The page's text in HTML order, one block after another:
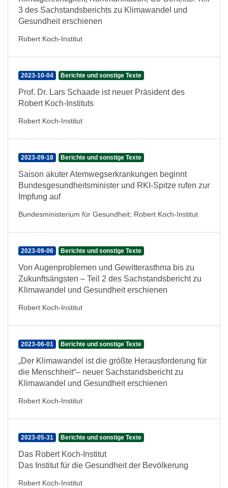
3 des Sachstandsberichts zu Klimawandel und
Gesundheit erschienen
Robert Koch-Institut
2023-10-04 Berichte und sonstige Texte
Prof. Dr. Lars Schaade ist neuer Präsident des
Robert Koch-Instituts
Robert Koch-Institut
2023-09-18 Berichte und sonstige Texte
Saison akuter Atemwegserkrankungen beginnt
Bundesgesundheitsminister und RKI-Spitze rufen zur
Impfung auf
Bundesministerium für Gesundheit; Robert Koch-Institut
2023-09-06 Berichte und sonstige Texte
Von Augenproblemen und Gewitterasthma bis zu
Zukunftsängsten – Teil 2 des Sachstandsbericht zu
Klimawandel und Gesundheit erschienen
Robert Koch-Institut
2023-06-01 Berichte und sonstige Texte
„Der Klimawandel ist die größte Herausforderung für
die Menschheit“– neuer Sachstandsbericht zu
Klimawandel und Gesundheit erschienen
Robert Koch-Institut
2023-05-31 Berichte und sonstige Texte
Das Robert Koch-Institut
Das Institut für die Gesundheit der Bevölkerung
Robert Koch-Institut